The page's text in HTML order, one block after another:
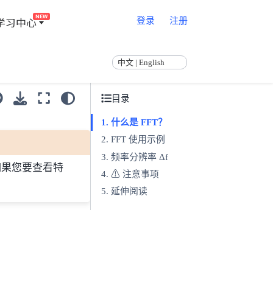
习中心NEW 登录 注册
中文 | English
您要查看特
目录
什么是 FFT？
FFT 使用示例
频率分辨率 Δf
⚠ 注意事项
延伸阅读